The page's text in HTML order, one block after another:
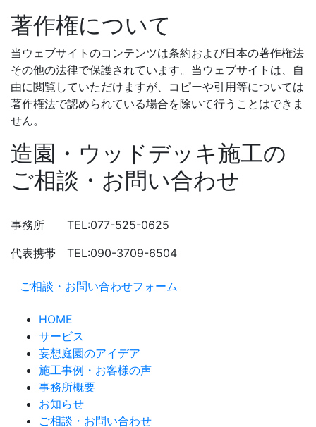
著作権について
当ウェブサイトのコンテンツは条約および日本の著作権法
その他の法律で保護されています。当ウェブサイトは、自
由に閲覧していただけますが、コピーや引用等については
著作権法で認められている場合を除いて行うことはできま
せん。
造園・ウッドデッキ施工の
ご相談・お問い合わせ
事務所 TEL:077-525-0625
代表携帯 TEL:090-3709-6504
ご相談・お問い合わせフォーム
HOME
サービス
妄想庭園のアイデア
施工事例・お客様の声
事務所概要
お知らせ
ご相談・お問い合わせ